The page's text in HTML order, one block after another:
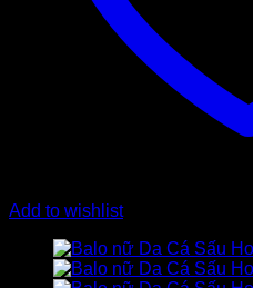
Add to wishlist